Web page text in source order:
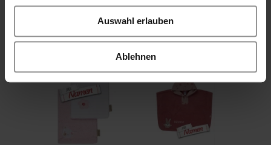
Auswahl erlauben
Ablehnen
100 x 100 cm
Inkl. 19% Steuern,exkl.
Versandkosten
Versandkosten
NEU